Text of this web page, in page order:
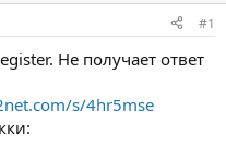
#1
Не получает ответ
s/4hr5mse